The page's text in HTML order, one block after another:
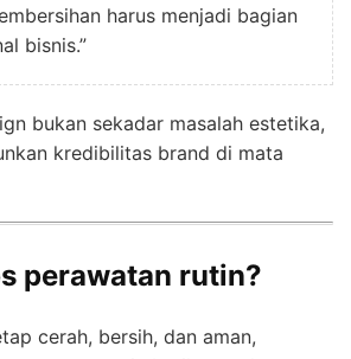
harus menjadi bagian
bisnis.”
bukan sekadar masalah estetika,
kredibilitas brand di mata
perawatan rutin?
cerah, bersih, dan aman,